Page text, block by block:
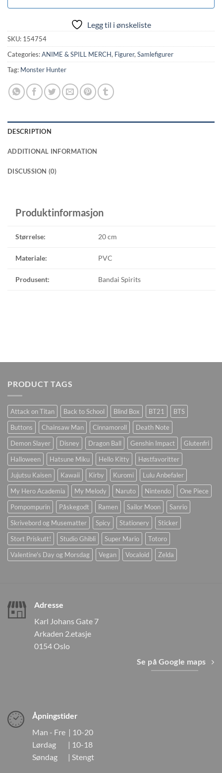
Legg til i ønskeliste
SKU: 154754
Categories:ANIME & SPILL MERCH, Figurer, Samlefigurer
Tag: Monster Hunter
DESCRIPTION
ADDITIONAL INFORMATION
DISCUSSION (0)
Produktinformasjon
Størrelse: 20 cm
Materiale: PVC
Produsent: Bandai Spirits
PRODUCT TAGS
Attack on Titan Back to School Blind Box BT21
BTS
Buttons
Chainsaw Man Cinnamoroll
Death Note
Demon Slayer
Disney Dragon Ball Genshin Impact
Glutenfri
Halloween
Hatsune Miku Hello Kitty
Høstfavoritter
Jujutsu Kaisen
Kawaii Kirby Kuromi
Lulu Anbefaler
My Hero Academia
My Melody Naruto Nintendo
One Piece
Pompompurin
Påskegodt Ramen Sailor Moon
Sanrio
Skrivebord og Musematter
Spicy Stationery
Sticker
Stort Priskutt!
Studio Ghibli Super Mario
Totoro
Valentine's Day og Morsdag
Vegan Vocaloid Zelda
Adresse
Karl Johans Gate 7
Arkaden 2.etasje
0154 Oslo
Se på Google maps
Åpningstider
Man - Fre | 10-20
Lørdag | 10-18
Søndag | Stengt